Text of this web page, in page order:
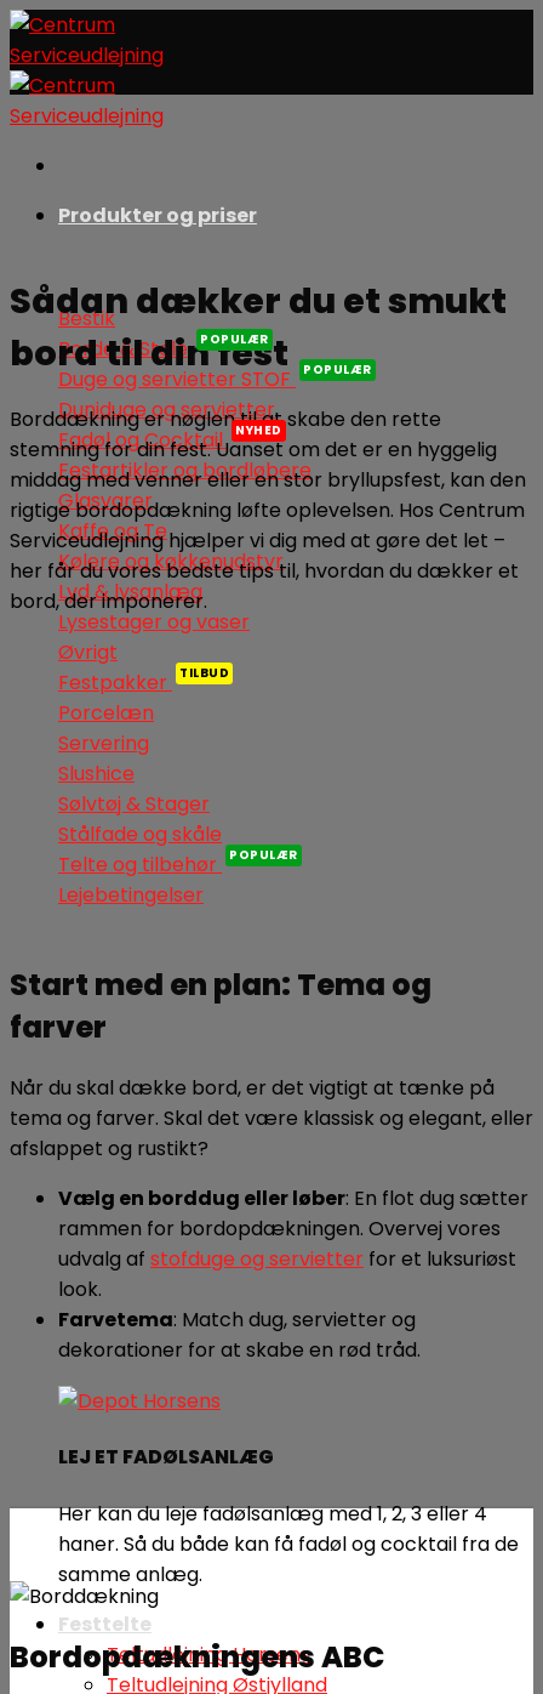
Skip
to
content
Produkter og priser
Bestik
Borde & Stole
Duge og servietter STOF
Duniduge og servietter
Fadøl og Cocktail
Festartikler og bordløbere
Glasvarer
Kaffe og Te
Kølere og køkkenudstyr
Lyd & lysanlæg
Lysestager og vaser
Øvrigt
Festpakker
Porcelæn
Servering
Slushice
Sølvtøj & Stager
Stålfade og skåle
Telte og tilbehør
Lejebetingelser
LEJ ET FADØLSANLÆG
Her kan du leje fadølsanlæg med 1, 2, 3 eller 4
haner. Så du både kan få fadøl og cocktail fra de
samme anlæg.
Festtelte
Teltudlejning Horsens
Teltudlejning Østjylland
Sådan dækker du et smukt
bord til din fest
Borddækning er nøglen til at skabe den rette
stemning for din fest. Uanset om det er en hyggelig
middag med venner eller en stor bryllupsfest, kan den
rigtige bordopdækning løfte oplevelsen. Hos Centrum
Serviceudlejning hjælper vi dig med at gøre det let –
her får du vores bedste tips til, hvordan du dækker et
bord, der imponerer.
Start med en plan: Tema og
farver
Når du skal dække bord, er det vigtigt at tænke på
tema og farver. Skal det være klassisk og elegant, eller
afslappet og rustikt?
Vælg en borddug eller løber: En flot dug sætter
rammen for bordopdækningen. Overvej vores
udvalg af stofduge og servietter for et luksuriøst
look.
Farvetema: Match dug, servietter og
dekorationer for at skabe en rød tråd.
Bordopdækningens ABC